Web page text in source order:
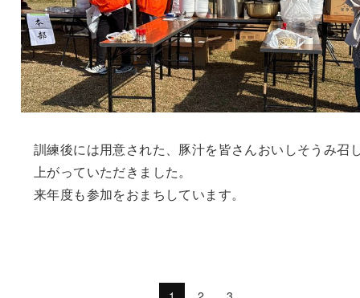
訓練後には用意された、豚汁を皆さんおいしそうみ召
上がっていただきました。
来年度も参加をおまちしています。